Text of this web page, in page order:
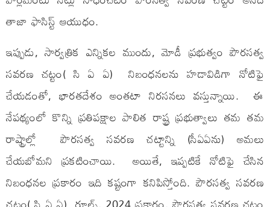
తాజా ఫాసిస్ట్ ఆయుధం.
ఇప్పుడు, సార్వత్రిక ఎన్నికల ముందు, మోడీ ప్రభుత్వం పౌరసత్వ
సవరణ చట్టం( సి ఏ ఏ) నిబంధనలను హడావిడిగా నోటిఫై
చేయడంతో, భారతదేశం అంతటా నిరసనలు వస్తున్నాయి. ఈ
నేపథ్యంలో కొన్ని ప్రతిపక్షాల పాలిత రాష్ట్ర ప్రభుత్వాలు తమ తమ
రాష్ట్రాల్లో పౌరసత్వ సవరణ చట్టాన్ని (సీఏఏను) అమలు
చేయబోమని ప్రకటించాయి. అయితే, ఇప్పటికే నోటిఫై చేసిన
నిబంధనల ప్రకారం ఇది కష్టంగా కనిపిస్తోంది. పౌరసత్వ సవరణ